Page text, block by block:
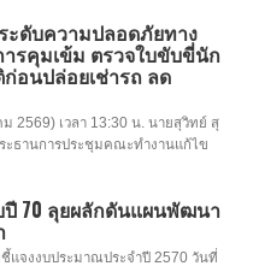
ะดับความปลอดภัยทาง
รคุมเข้ม ตรวจใบขับขี่นัก
อนปล่อยเช่ารถ ลด
2569) เวลา 13:30 น. นายสุวิทย์ สุ
ะธานการประชุมคณะทำงานแก้ไข
ปี 70 ลุยผลักดันแผนพัฒนา
ชี้แจงงบประมาณประจำปี 2570 วันที่